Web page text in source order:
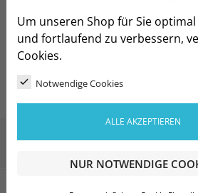
Um unseren Shop für Sie
und fortlaufend zu verbessern,
Cookies.
Notwendige Cookies
ALLE AKZEPTIEREN
NUR NOTWENDIGE